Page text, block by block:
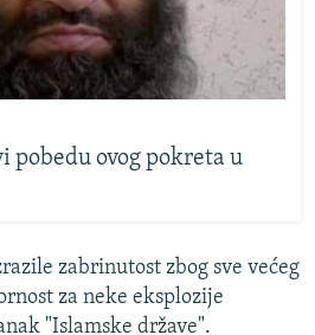
pobedu ovog pokreta u
zabrinutost zbog sve većeg
za neke eksplozije
"Islamske države".